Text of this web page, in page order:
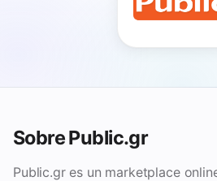
Sobre Public.gr
Public.gr es un marketplace